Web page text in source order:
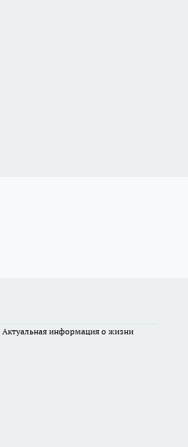
Актуальная информация о жизни